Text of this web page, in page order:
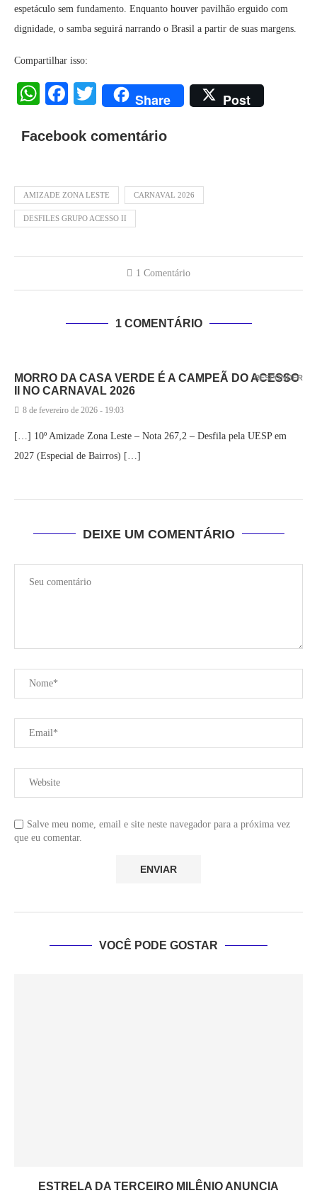
espetáculo sem fundamento. Enquanto houver pavilhão erguido com
dignidade, o samba seguirá narrando o Brasil a partir de suas margens.
Compartilhar isso:
WhatsApp
Facebook
Twitter
Share Post
Facebook comentário
AMIZADE ZONA LESTE CARNAVAL 2026
DESFILES GRUPO ACESSO II
1 Comentário
1 COMENTÁRIO
MORRO DA CASA VERDE É A CAMPEÃ DO ACESSO
II NO CARNAVAL 2026
8 de fevereiro de 2026 - 19:03
[…] 10º Amizade Zona Leste – Nota 267,2 – Desfila pela UESP em
2027 (Especial de Bairros) […]
RESPONDER
DEIXE UM COMENTÁRIO
Salve meu nome, email e site neste navegador para a próxima vez
que eu comentar.
VOCÊ PODE GOSTAR
ESTRELA DA TERCEIRO MILÊNIO ANUNCIA